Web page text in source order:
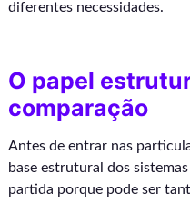
diferentes necessidades.
O papel
comparação
Antes de entrar nas
base estrutural dos
partida porque pode ser